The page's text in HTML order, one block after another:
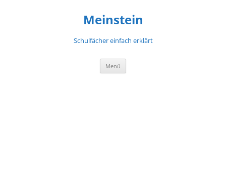
Meinstein
Schulfächer einfach erklärt
Menü